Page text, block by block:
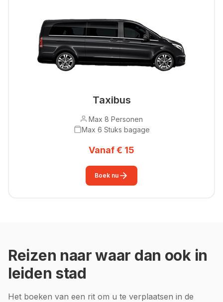
Taxibus
Max 8 Personen
Max 6 Stuks bagage
Vanaf € 15
Boek nu
Reizen naar waar dan ook in
leiden stad
Het boeken van een rit om u te verplaatsen in de